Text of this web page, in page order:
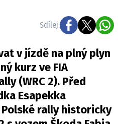
Sdílej:
v jízdě na plný plyn
kurz ve FIA
(WRC 2). Před
Esapekka
Polské rally historicky